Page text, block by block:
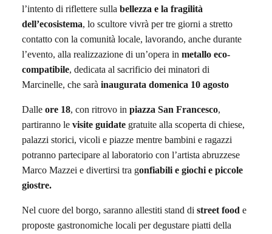
l’intento di riflettere sulla bellezza e la fragilità
dell’ecosistema, lo scultore vivrà per tre giorni a stretto
contatto con la comunità locale, lavorando, anche durante
l’evento, alla realizzazione di un’opera in metallo eco-
compatibile, dedicata al sacrificio dei minatori di
Marcinelle, che sarà inaugurata domenica 10 agosto
Dalle ore 18, con ritrovo in piazza San Francesco,
partiranno le visite guidate gratuite alla scoperta di chiese,
palazzi storici, vicoli e piazze mentre bambini e ragazzi
potranno partecipare al laboratorio con l’artista abruzzese
Marco Mazzei e divertirsi tra gonfiabili e giochi e piccole
giostre.
Nel cuore del borgo, saranno allestiti stand di street food e
proposte gastronomiche locali per degustare piatti della